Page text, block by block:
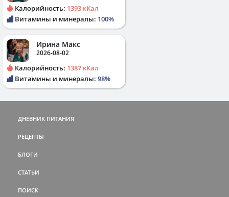
Калорийность: 1393 кКал
Витамины и минералы: 100%
Ирина Макс
2026-08-02
Калорийность: 1387 кКал
Витамины и минералы: 98%
ДНЕВНИК ПИТАНИЯ
РЕЦЕПТЫ
БЛОГИ
СТАТЬИ
ПОИСК